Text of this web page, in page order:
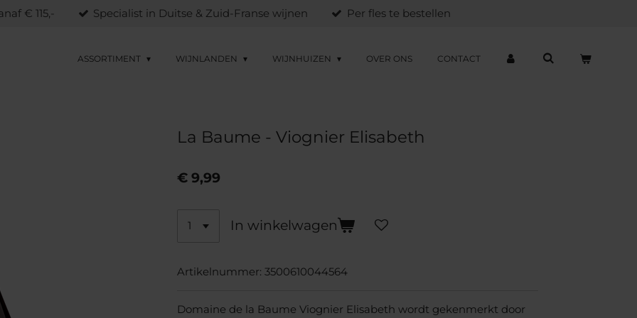
€ 115,- Specialist in Duitse & Zuid-Franse wijnen Per fles te bestellen
ASSORTIMENT WIJNLANDEN WIJNHUIZEN OVER ONS CONTACT
La Baume - Viognier Elisabeth
€ 9,99
In winkelwagen
Artikelnummer: 3500610044564
Domaine de la Baume Viognier Elisabeth wordt gekenmerkt door